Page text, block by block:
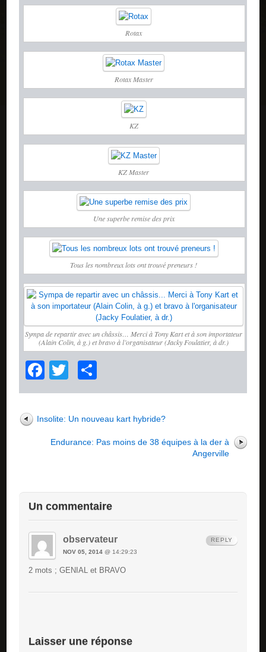
Rotax
Rotax Master
KZ
KZ Master
Une superbe remise des prix
Tous les nombreux lots ont trouvé preneurs !
Sympa de repartir avec un châssis… Merci à Tony Kart et à son importateur
(Alain Colin, à g.) et bravo à l’organisateur (Jacky Foulatier, à dr.)
Facebook
Twitter
Insolite: Un nouveau kart hybride?
Endurance: Pas moins de 38 équipes à la der à
Angerville
Un commentaire
observateur
NOV 05, 2014@ 14:29:23
2 mots ; GENIAL et BRAVO
REPLY
Laisser une réponse